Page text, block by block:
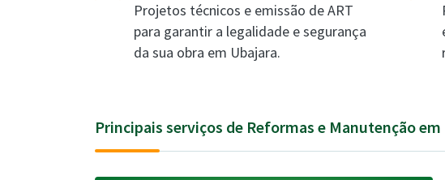
Projetos técnicos e emissão de ART
para garantir a legalidade e segurança
da sua obra em Ubajara.
Principais serviços de Reformas e Manutenção em